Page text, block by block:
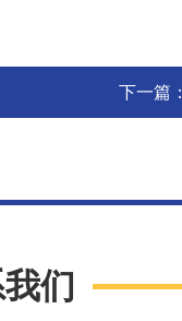
下一篇：
们